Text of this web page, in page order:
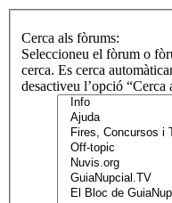
Cerca als fòrums:
Seleccioneu el fòrum o
cerca. Es cerca
desactiveu l’opció “Cerca